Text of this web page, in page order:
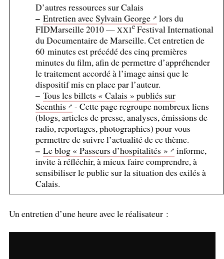
D’autres ressources sur Calais
– Entretien avec Sylvain George
lors du
FIDMarseille 2010 —XXIeFestival International
du Documentaire de Marseille. Cet entretien de
60 minutes est précédé des cinq premières
minutes du film, afin de permettre d’appréhender
le traitement accordé à l’image ainsi que le
dispositif mis en place par l’auteur.
– Tous les billets « Calais » publiés sur
Seenthis
- Cette page regroupe nombreux liens
(blogs, articles de presse, analyses, émissions de
radio, reportages, photographies) pour vous
permettre de suivre l’actualité de ce thème.
– Le blog « Passeurs d’hospitalités »
informe,
invite à réfléchir, à mieux faire comprendre, à
sensibiliser le public sur la situation des exilés à
Calais.
Un entretien d’une heure avec le réalisateur :